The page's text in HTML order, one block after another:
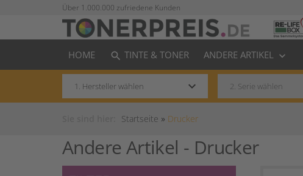
Über 1.000.000 zufriedene Kunden
HOME search TINTE & TONER ANDERE ARTIKEL keyboard_arrow_down
keyboard_arrow_down
Startseite » Drucker
Andere Artikel - Drucker